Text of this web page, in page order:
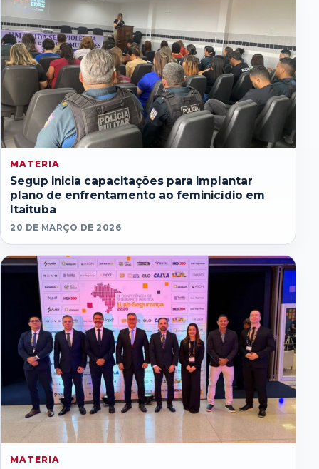
MATERIA
Segup inicia capacitações para implantar
plano de enfrentamento ao feminicídio em
Itaituba
20 DE MARÇO DE 2026
MATERIA